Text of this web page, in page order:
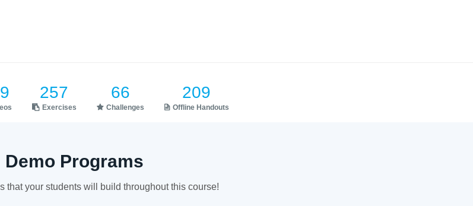
257
Exercises
66
Challenges
209
Offline Handouts
Demo Programs
that your students will build throughout this course!